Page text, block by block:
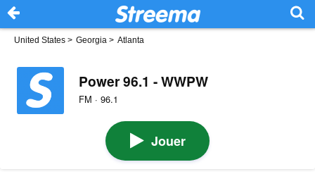
United States > Georgia > Atlanta
Power 96.1 - WWPW
FM · 96.1
Jouer